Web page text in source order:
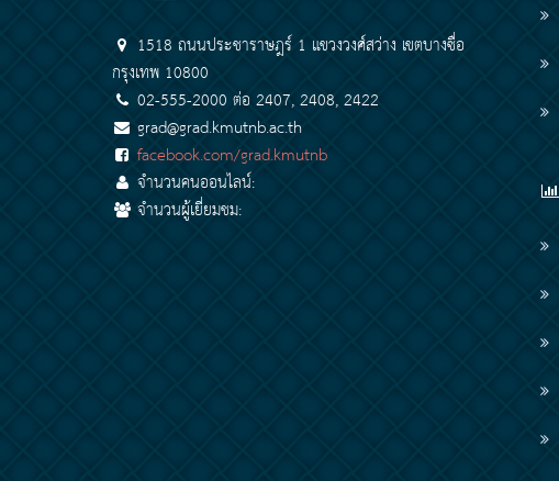
1518 ถนนประชาราษฎร์ 1 แขวงวงศ์สว่าง เขตบางซื่อ
กรุงเทพ 10800
02-555-2000 ต่อ 2407, 2408, 2422
grad@grad.kmutnb.ac.th
facebook.com/grad.kmutnb
จำนวนคนออนไลน์:
จำนวนผู้เยี่ยมชม: